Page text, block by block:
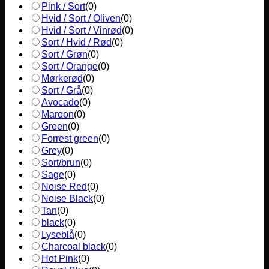
Pink / Sort(0)
Hvid / Sort / Oliven(0)
Hvid / Sort / Vinrød(0)
Sort / Hvid / Rød(0)
Sort / Grøn(0)
Sort / Orange(0)
Mørkerød(0)
Sort / Grå(0)
Avocado(0)
Maroon(0)
Green(0)
Forrest green(0)
Grey(0)
Sort/brun(0)
Sage(0)
Noise Red(0)
Noise Black(0)
Tan(0)
black(0)
Lyseblå(0)
Charcoal black(0)
Hot Pink(0)